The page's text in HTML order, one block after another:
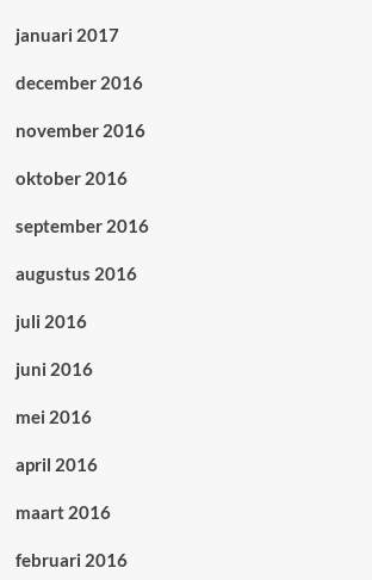
januari 2017
december 2016
november 2016
oktober 2016
september 2016
augustus 2016
juli 2016
juni 2016
mei 2016
april 2016
maart 2016
februari 2016